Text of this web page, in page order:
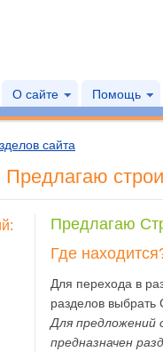
О сайте Помощь
сайта
Предлагаю
Предлагаю
Где
Для перехода в
разделов выбрать
Для предложений
предназначен